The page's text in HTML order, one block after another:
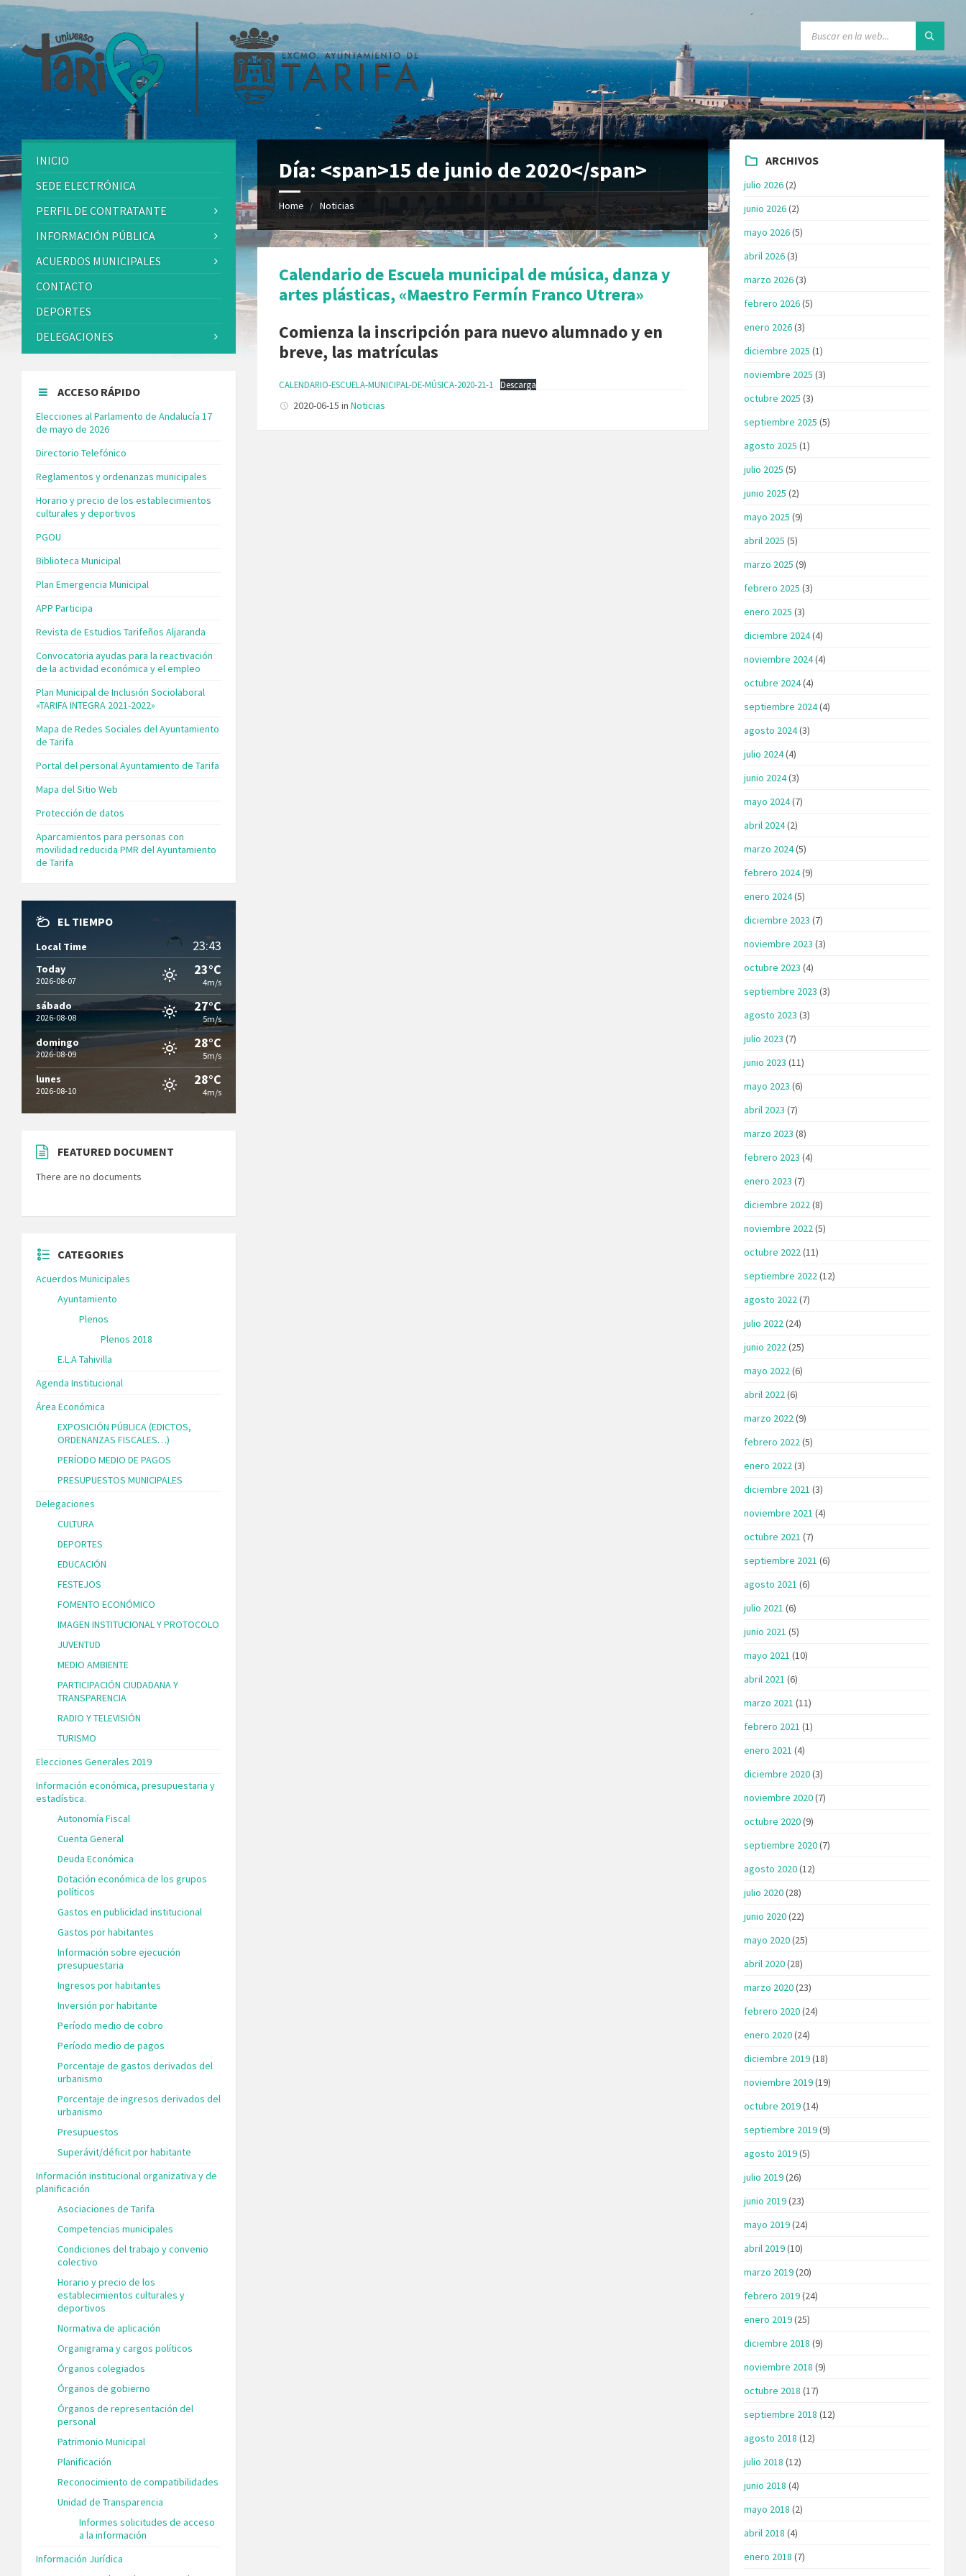
Día: <span>15 de junio de 2020</span>
Home Noticias
Calendario de Escuela municipal de música, danza y
artes plásticas, «Maestro Fermín Franco Utrera»
Comienza la inscripción para nuevo alumnado y en
breve, las matrículas
CALENDARIO-ESCUELA-MUNICIPAL-DE-MÚSICA-2020-21-1 Descarga
2020-06-15inNoticias
INICIO
SEDE ELECTRÓNICA
PERFIL DE CONTRATANTE
INFORMACIÓN PÚBLICA
ACUERDOS MUNICIPALES
CONTACTO
DEPORTES
DELEGACIONES
ACCESO RÁPIDO
Elecciones al Parlamento de Andalucía 17
de mayo de 2026
Directorio Telefónico
Reglamentos y ordenanzas municipales
Horario y precio de los establecimientos
culturales y deportivos
PGOU
Biblioteca Municipal
Plan Emergencia Municipal
APP Participa
Revista de Estudios Tarifeños Aljaranda
Convocatoria ayudas para la reactivación
de la actividad económica y el empleo
Plan Municipal de Inclusión Sociolaboral
«TARIFA INTEGRA 2021-2022»
Mapa de Redes Sociales del Ayuntamiento
de Tarifa
Portal del personal Ayuntamiento de Tarifa
Mapa del Sitio Web
Protección de datos
Aparcamientos para personas con
movilidad reducida PMR del Ayuntamiento
de Tarifa
EL TIEMPO
Local Time 23:43
Today
2026-08-07
23°C
4m/s
sábado
2026-08-08
27°C
5m/s
domingo
2026-08-09
28°C
5m/s
lunes
2026-08-10
28°C
4m/s
FEATURED DOCUMENT
There are no documents
CATEGORIES
Acuerdos Municipales
Ayuntamiento
Plenos
Plenos 2018
E.L.A Tahivilla
Agenda Institucional
Área Económica
EXPOSICIÓN PÚBLICA (EDICTOS,
ORDENANZAS FISCALES…)
PERÍODO MEDIO DE PAGOS
PRESUPUESTOS MUNICIPALES
Delegaciones
CULTURA
DEPORTES
EDUCACIÓN
FESTEJOS
FOMENTO ECONÓMICO
IMAGEN INSTITUCIONAL Y PROTOCOLO
JUVENTUD
MEDIO AMBIENTE
PARTICIPACIÓN CIUDADANA Y
TRANSPARENCIA
RADIO Y TELEVISIÓN
TURISMO
Elecciones Generales 2019
Información económica, presupuestaria y
estadística.
Autonomía Fiscal
Cuenta General
Deuda Económica
Dotación económica de los grupos
políticos
Gastos en publicidad institucional
Gastos por habitantes
Información sobre ejecución
presupuestaria
Ingresos por habitantes
Inversión por habitante
Período medio de cobro
Período medio de pagos
Porcentaje de gastos derivados del
urbanismo
Porcentaje de ingresos derivados del
urbanismo
Presupuestos
Superávit/déficit por habitante
Información institucional organizativa y de
planificación
Asociaciones de Tarifa
Competencias municipales
Condiciones del trabajo y convenio
colectivo
Horario y precio de los
establecimientos culturales y
deportivos
Normativa de aplicación
Organigrama y cargos políticos
Órganos colegiados
Órganos de gobierno
Órganos de representación del
personal
Patrimonio Municipal
Planificación
Reconocimiento de compatibilidades
Unidad de Transparencia
Informes solicitudes de acceso
a la información
Información Jurídica
ARCHIVOS
julio 2026(2)
junio 2026(2)
mayo 2026(5)
abril 2026(3)
marzo 2026(3)
febrero 2026(5)
enero 2026(3)
diciembre 2025 (1)
noviembre 2025 (3)
octubre 2025 (3)
septiembre 2025 (5)
agosto 2025 (1)
julio 2025 (5)
junio 2025 (2)
mayo 2025 (9)
abril 2025 (5)
marzo 2025 (9)
febrero 2025 (3)
enero 2025 (3)
diciembre 2024(4)
noviembre 2024(4)
octubre 2024(4)
septiembre 2024(4)
agosto 2024(3)
julio 2024(4)
junio 2024(3)
mayo 2024(7)
abril 2024(2)
marzo 2024(5)
febrero 2024(9)
enero 2024(5)
diciembre 2023 (7)
noviembre 2023 (3)
octubre 2023 (4)
septiembre 2023 (3)
agosto 2023 (3)
julio 2023 (7)
junio 2023 (11)
mayo 2023 (6)
abril 2023 (7)
marzo 2023 (8)
febrero 2023 (4)
enero 2023 (7)
diciembre 2022 (8)
noviembre 2022 (5)
octubre 2022 (11)
septiembre 2022 (12)
agosto 2022 (7)
julio 2022 (24)
junio 2022 (25)
mayo 2022 (6)
abril 2022 (6)
marzo 2022 (9)
febrero 2022 (5)
enero 2022 (3)
diciembre 2021 (3)
noviembre 2021 (4)
octubre 2021 (7)
septiembre 2021 (6)
agosto 2021 (6)
julio 2021 (6)
junio 2021 (5)
mayo 2021 (10)
abril 2021 (6)
marzo 2021 (11)
febrero 2021 (1)
enero 2021 (4)
diciembre 2020(3)
noviembre 2020(7)
octubre 2020(9)
septiembre 2020(7)
agosto 2020(12)
julio 2020(28)
junio 2020(22)
mayo 2020(25)
abril 2020(28)
marzo 2020(23)
febrero 2020(24)
enero 2020(24)
diciembre 2019(18)
noviembre 2019(19)
octubre 2019(14)
septiembre 2019(9)
agosto 2019(5)
julio 2019(26)
junio 2019(23)
mayo 2019(24)
abril 2019(10)
marzo 2019(20)
febrero 2019(24)
enero 2019(25)
diciembre 2018 (9)
noviembre 2018 (9)
octubre 2018 (17)
septiembre 2018 (12)
agosto 2018 (12)
julio 2018 (12)
junio 2018 (4)
mayo 2018 (2)
abril 2018 (4)
enero 2018 (7)